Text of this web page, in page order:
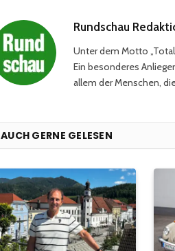
Rundschau
Unter dem Motto
Ein besonderes
allem der Menschen,
AUCH GERNE GELESEN